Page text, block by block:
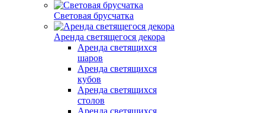
Световая брусчатка
Аренда светящегося декора
Аренда светящихся
шаров
Аренда светящихся
кубов
Аренда светящихся
столов
Аренда светящихся